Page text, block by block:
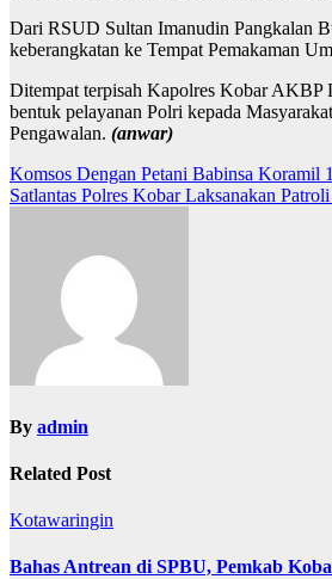
Dari RSUD Sultan Imanudin Pangkalan
keberangkatan ke Tempat Pemakaman
Ditempat terpisah Kapolres Kobar AKBP
bentuk pelayanan Polri kepada
Pengawalan. (anwar)
Navigasi
pos
Komsos Dengan Petani Babinsa Koramil
Satlantas Polres Kobar Laksanakan
By admin
Related Post
Kotawaringin
Bahas Antrean di SPBU, Pemkab